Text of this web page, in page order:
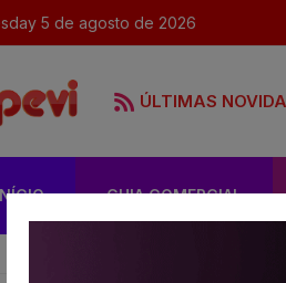
5 de agosto de 2026
ÚLTIMAS
GUIA COMERCIAL